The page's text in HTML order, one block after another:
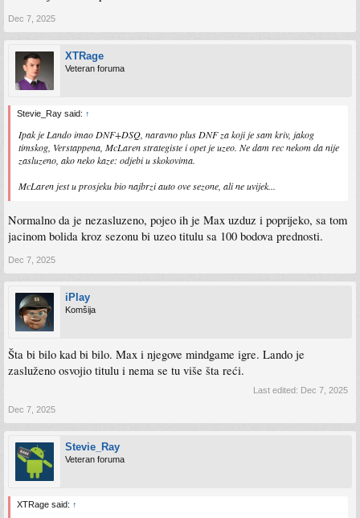
Dec 7, 2025
XTRage
Veteran foruma
Stevie_Ray said: ↑
Ipak je Lando imao DNF+DSQ, naravno plus DNF za koji je sam kriv, jakog
timskog, Verstappena, McLaren strategiste i opet je uzeo. Ne dam rec nekom da nije
zasluzeno, ako neko kaze: odjebi u skokovima.
McLaren jest u prosjeku bio najbrzi auto ove sezone, ali ne uvijek...
Normalno da je nezasluzeno, pojeo ih je Max uzduz i poprijeko, sa tom
jacinom bolida kroz sezonu bi uzeo titulu sa 100 bodova prednosti.
Dec 7, 2025
iPlay
Komšija
Šta bi bilo kad bi bilo. Max i njegove mindgame igre. Lando je
zasluženo osvojio titulu i nema se tu više šta reći.
Last edited: Dec 7, 2025
Dec 7, 2025
Stevie_Ray
Veteran foruma
XTRage said: ↑